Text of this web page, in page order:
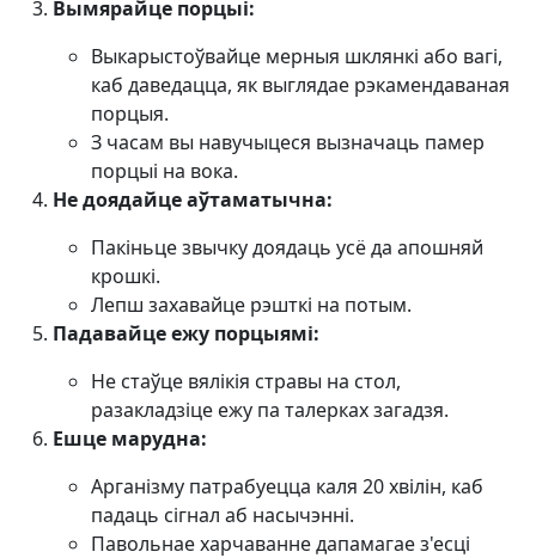
Вымярайце порцыі:
Выкарыстоўвайце мерныя шклянкі або вагі,
каб даведацца, як выглядае рэкамендаваная
порцыя.
З часам вы навучыцеся вызначаць памер
порцыі на вока.
Не доядайце аўтаматычна:
Пакіньце звычку доядаць усё да апошняй
крошкі.
Лепш захавайце рэшткі на потым.
Падавайце ежу порцыямі:
Не стаўце вялікія стравы на стол,
разакладзіце ежу па талерках загадзя.
Ешце марудна:
Арганізму патрабуецца каля 20 хвілін, каб
падаць сігнал аб насычэнні.
Павольнае харчаванне дапамагае з'есці